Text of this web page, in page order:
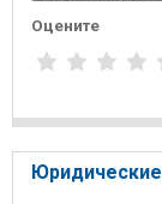
Оцените